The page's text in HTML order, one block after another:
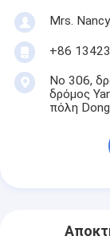
Mrs.
+86
Νο 306,
δρόμος
πόλη